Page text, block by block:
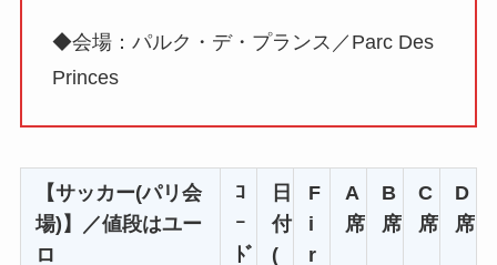
◆会場：パルク・デ・プランス／Parc Des
Princes
【サッカー(パリ会
場)】／値段はユー
ロ
ｺ
ｰ
ﾄﾞ
日
付
(
F
i
r
A
席
B
席
C
席
D
席